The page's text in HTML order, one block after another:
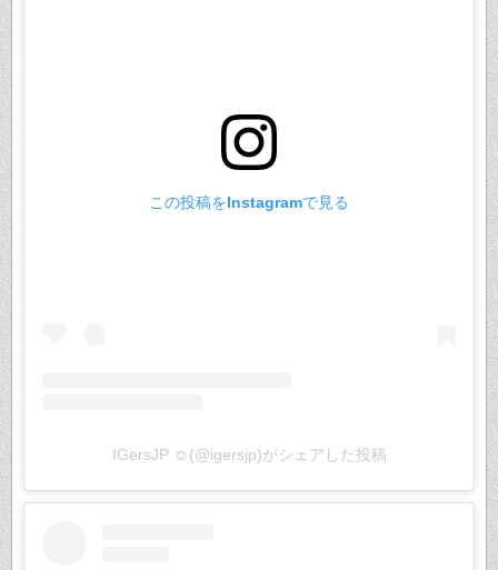
この投稿をInstagramで見る
IGersJP ☺︎(@igersjp)がシェアした投稿